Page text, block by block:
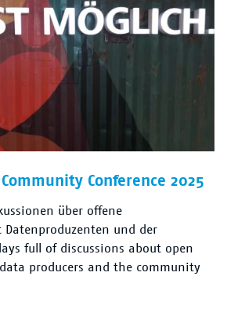
Conference 2025
über offene
und der
full of discussions about open
producers and the community